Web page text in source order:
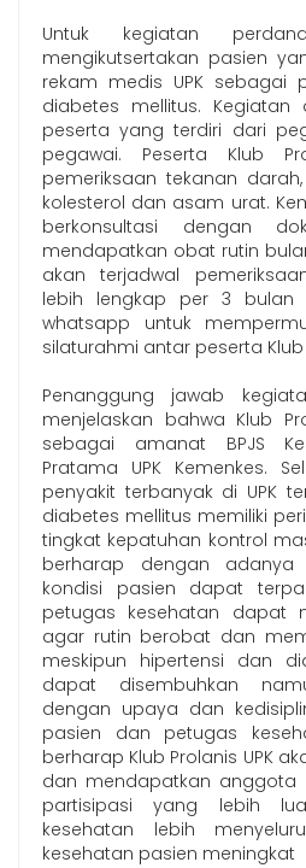
Untuk kegiatan
mengikutsertakan pasien
rekam medis UPK sebagai
diabetes mellitus.
peserta yang terdiri dari
pegawai. Peserta Klub
pemeriksaan tekanan
kolesterol dan asam urat.
berkonsultasi dengan
mendapatkan obat rutin
akan terjadwal
lebih lengkap per 3 bulan
whatsapp untuk
silaturahmi antar peserta Klub
Penanggung jawab
menjelaskan bahwa Klub
sebagai amanat BPJS
Pratama UPK Kemenkes.
penyakit terbanyak di UPK
diabetes mellitus memiliki
tingkat kepatuhan kontrol
berharap dengan adanya
kondisi pasien dapat
petugas kesehatan dapat
agar rutin berobat dan
meskipun hipertensi dan
dapat disembuhkan
dengan upaya dan
pasien dan petugas
berharap Klub Prolanis UPK
dan mendapatkan anggota
partisipasi yang lebih
kesehatan lebih
kesehatan pasien meningkat